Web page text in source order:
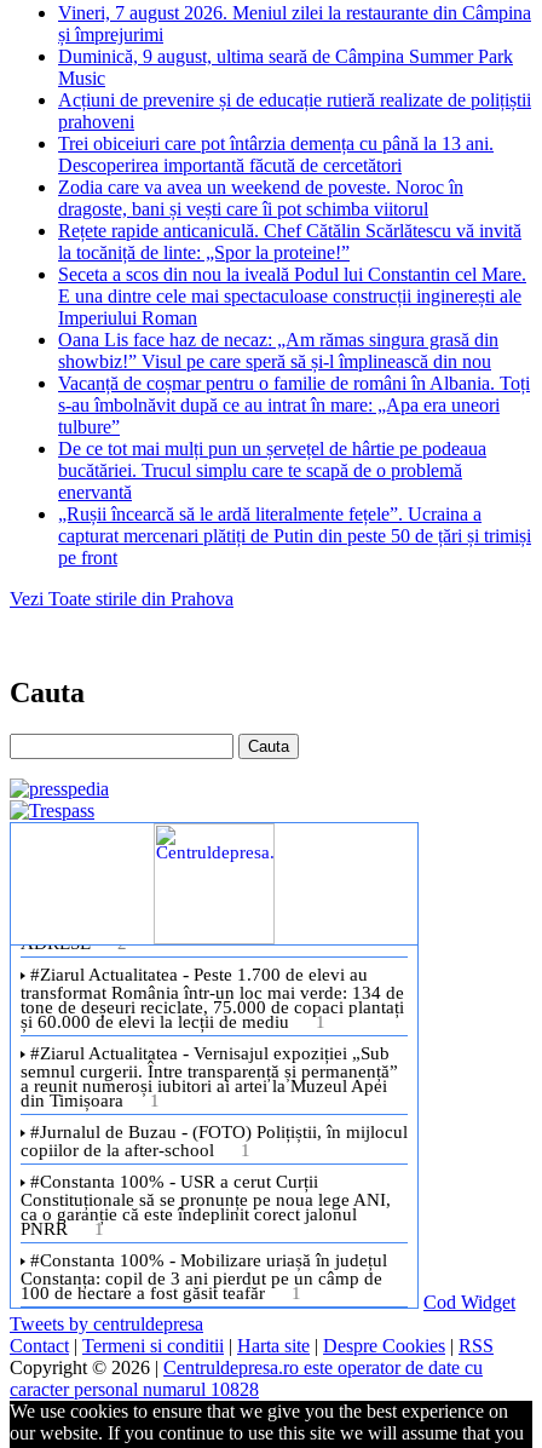
Vineri, 7 august 2026. Meniul zilei la restaurante din Câmpina
și împrejurimi
Duminică, 9 august, ultima seară de Câmpina Summer Park
Music
Acțiuni de prevenire și de educație rutieră realizate de polițiștii
prahoveni
Trei obiceiuri care pot întârzia demența cu până la 13 ani.
Descoperirea importantă făcută de cercetători
Zodia care va avea un weekend de poveste. Noroc în
dragoste, bani și vești care îi pot schimba viitorul
Rețete rapide anticaniculă. Chef Cătălin Scărlătescu vă invită
la tocăniță de linte: „Spor la proteine!”
Seceta a scos din nou la iveală Podul lui Constantin cel Mare.
E una dintre cele mai spectaculoase construcții inginerești ale
Imperiului Roman
Oana Lis face haz de necaz: „Am rămas singura grasă din
showbiz!” Visul pe care speră să și-l împlinească din nou
Vacanță de coșmar pentru o familie de români în Albania. Toți
s-au îmbolnăvit după ce au intrat în mare: „Apa era uneori
tulbure”
De ce tot mai mulți pun un șervețel de hârtie pe podeaua
bucătăriei. Trucul simplu care te scapă de o problemă
enervantă
„Rușii încearcă să le ardă literalmente fețele”. Ucraina a
capturat mercenari plătiți de Putin din peste 50 de țări și trimiși
pe front
Vezi Toate stirile din Prahova
Cauta
Cod Widget
Tweets by centruldepresa
Contact | Termeni si conditii | Harta site | Despre Cookies | RSS
Copyright © 2026 | Centruldepresa.ro este operator de date cu
caracter personal numarul 10828
We use cookies to ensure that we give you the best experience on
our website. If you continue to use this site we will assume that you